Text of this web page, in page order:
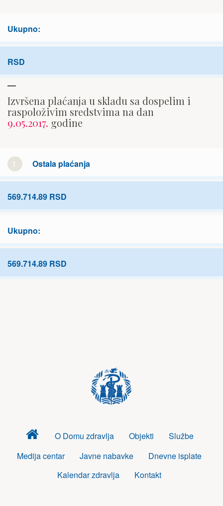
Ukupno:
RSD
Izvršena plaćanja u skladu sa dospelim i
raspoloživim sredstvima na dan
9.05.2017. godine
1. Ostala plaćanja
569.714.89 RSD
Ukupno:
569.714.89 RSD
Dom
zdravlja
O Domu zdravlja Objekti
Službe
Medija centar
Javne nabavke
Dnevne isplate
Kalendar zdravlja
Kontakt